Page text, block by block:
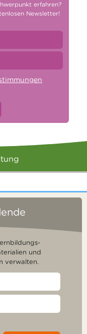
erfahren?
Newsletter!
und
verwalten.